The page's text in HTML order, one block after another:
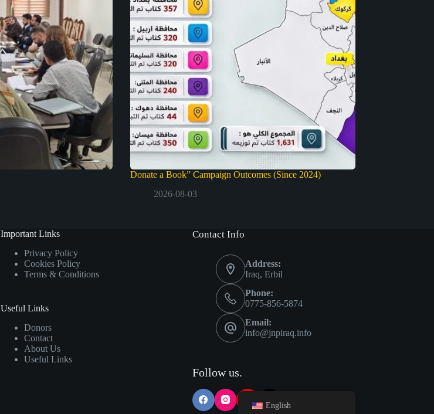
Donate a Book” Campaign Outcomes (Since 2024)
2026-08-03
Important Links
Privacy Policy
Cookies Policy
Terms & Conditions
Useful Links
Donors
Contact
About Us
Useful Links
Contact Info
Address:
Iraq, Erbil
Phone:
0775-856-5874
Email:
info@jnpiraq.info
Follow us.
English